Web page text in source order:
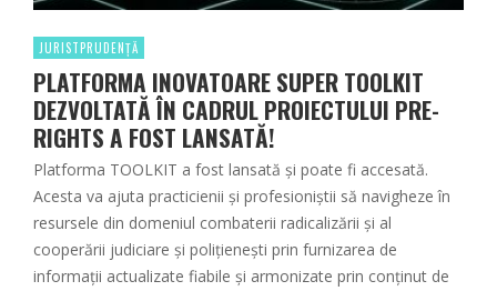
JURISTPRUDENȚĂ
PLATFORMA INOVATOARE SUPER TOOLKIT
DEZVOLTATĂ ÎN CADRUL PROIECTULUI PRE-
RIGHTS A FOST LANSATĂ!
Platforma TOOLKIT a fost lansată și poate fi accesată.
Acesta va ajuta practicienii și profesioniștii să navigheze în
resursele din domeniul combaterii radicalizării și al
cooperării judiciare și polițienești prin furnizarea de
informații actualizate fiabile și armonizate prin conținut de